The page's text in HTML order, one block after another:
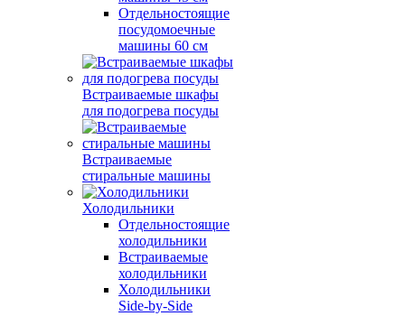
Отдельностоящие
посудомоечные
машины 60 см
Встраиваемые шкафы
для подогрева посуды
Встраиваемые
стиральные машины
Холодильники
Отдельностоящие
холодильники
Встраиваемые
холодильники
Холодильники
Side-by-Side